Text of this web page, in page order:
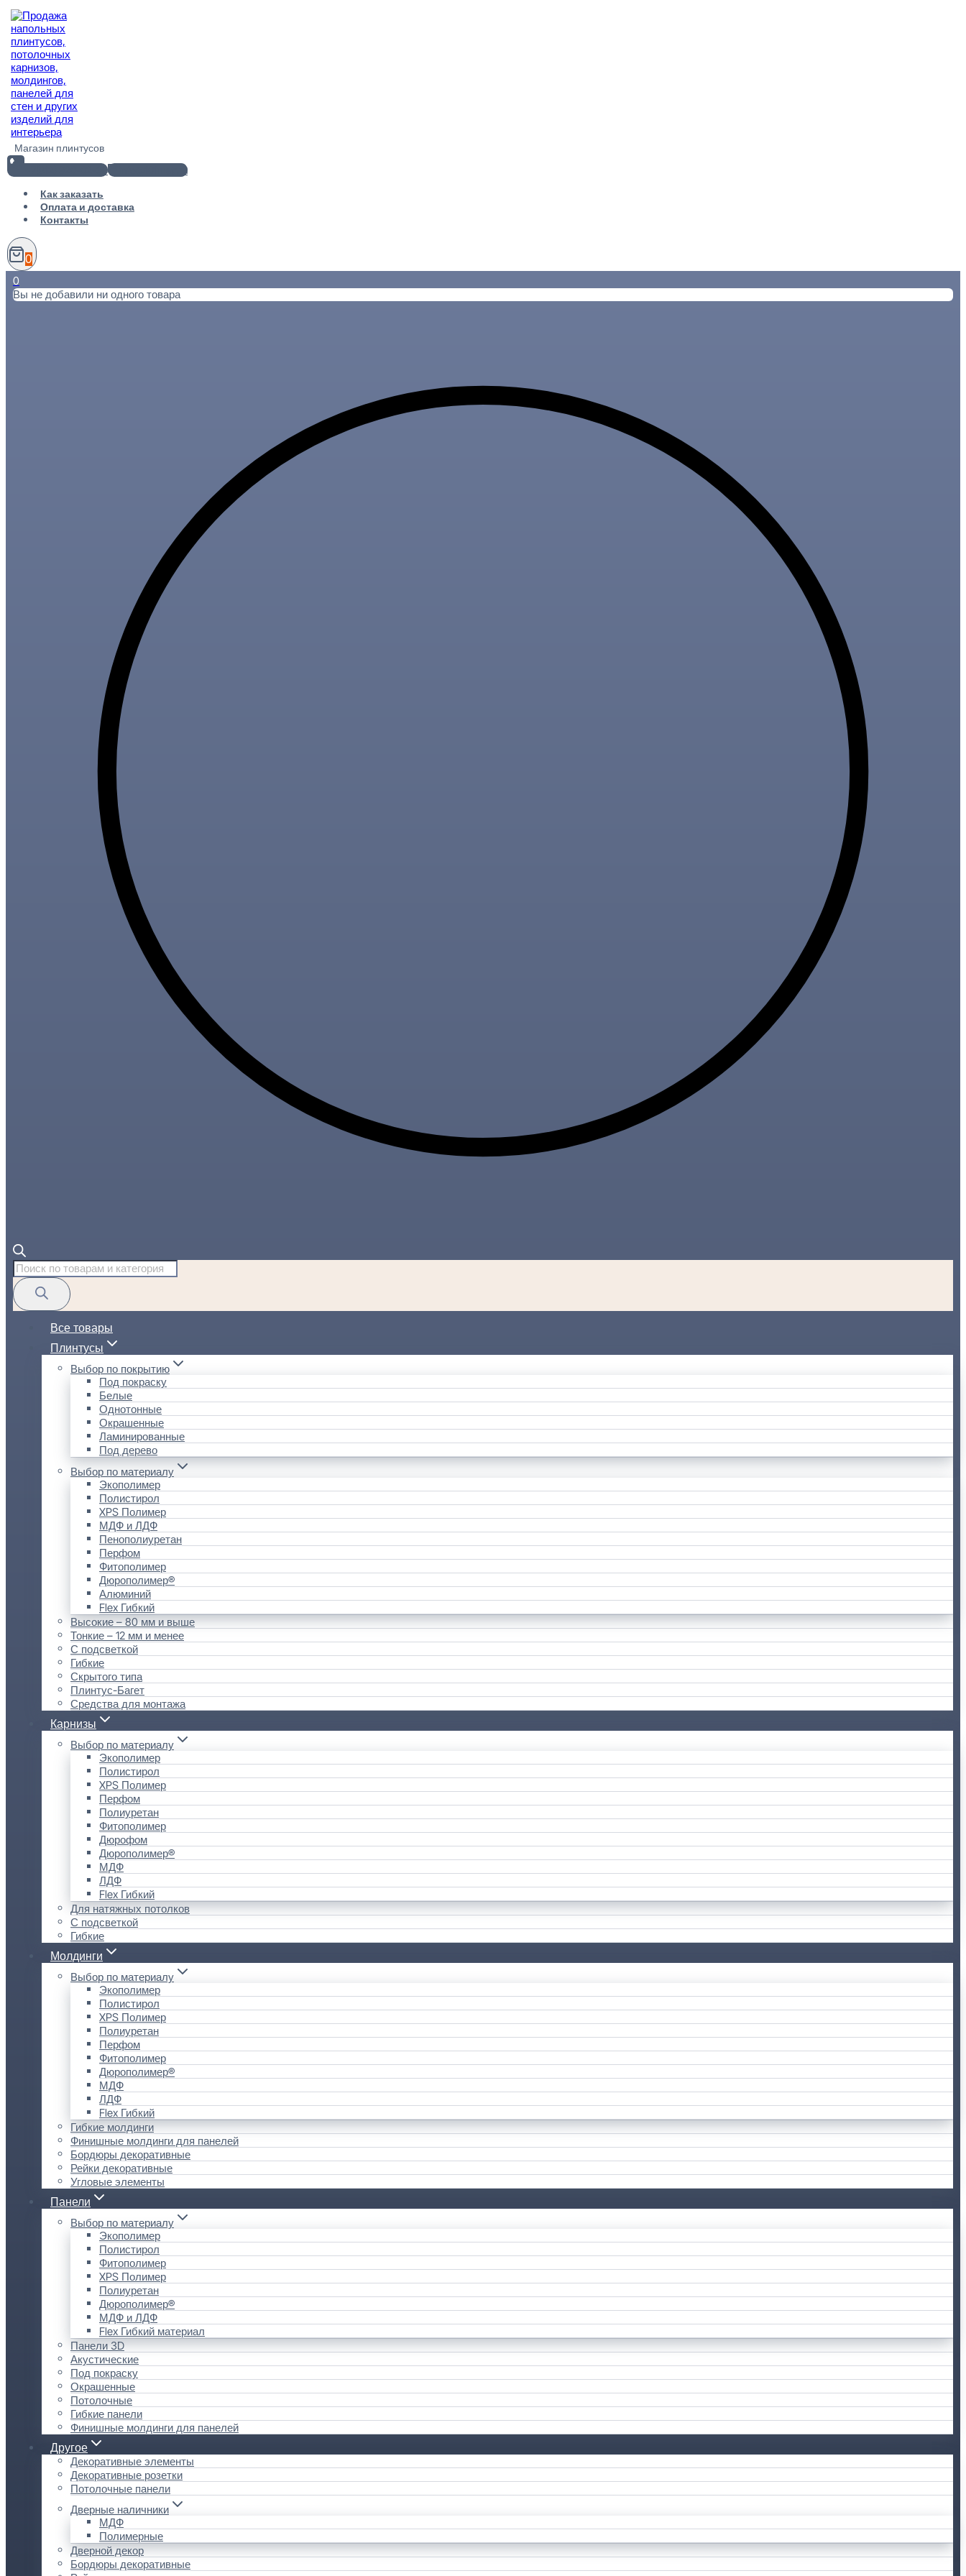
Перейти
содержимому
Магазин плинтусов
+7(812) 920-02-38
info@101metr.ru
Как заказать
Оплата и доставка
Контакты
0
0
Вы не добавили ни одного товара
Поиск
товаров
Все товары
Плинтусы
Выбор по покрытию
Под покраску
Белые
Однотонные
Окрашенные
Ламинированные
Под дерево
Выбор по материалу
Экополимер
Полистирол
XPS Полимер
МДФ и ЛДФ
Пенополиуретан
Перфом
Фитополимер
Дюрополимер®
Алюминий
Flex Гибкий
Высокие – 80 мм и выше
Тонкие – 12 мм и менее
С подсветкой
Гибкие
Скрытого типа
Плинтус-Багет
Средства для монтажа
Карнизы
Выбор по материалу
Экополимер
Полистирол
XPS Полимер
Перфом
Полиуретан
Фитополимер
Дюрофом
Дюрополимер®
МДФ
ЛДФ
Flex Гибкий
Для натяжных потолков
С подсветкой
Гибкие
Молдинги
Выбор по материалу
Экополимер
Полистирол
XPS Полимер
Полиуретан
Перфом
Фитополимер
Дюрополимер®
МДФ
ЛДФ
Flex Гибкий
Гибкие молдинги
Финишные молдинги для панелей
Бордюры декоративные
Рейки декоративные
Угловые элементы
Панели
Выбор по материалу
Экополимер
Полистирол
Фитополимер
XPS Полимер
Полиуретан
Дюрополимер®
МДФ и ЛДФ
Flex Гибкий материал
Панели 3D
Акустические
Под покраску
Окрашенные
Потолочные
Гибкие панели
Финишные молдинги для панелей
Другое
Декоративные элементы
Декоративные розетки
Потолочные панели
Дверные наличники
МДФ
Полимерные
Дверной декор
Бордюры декоративные